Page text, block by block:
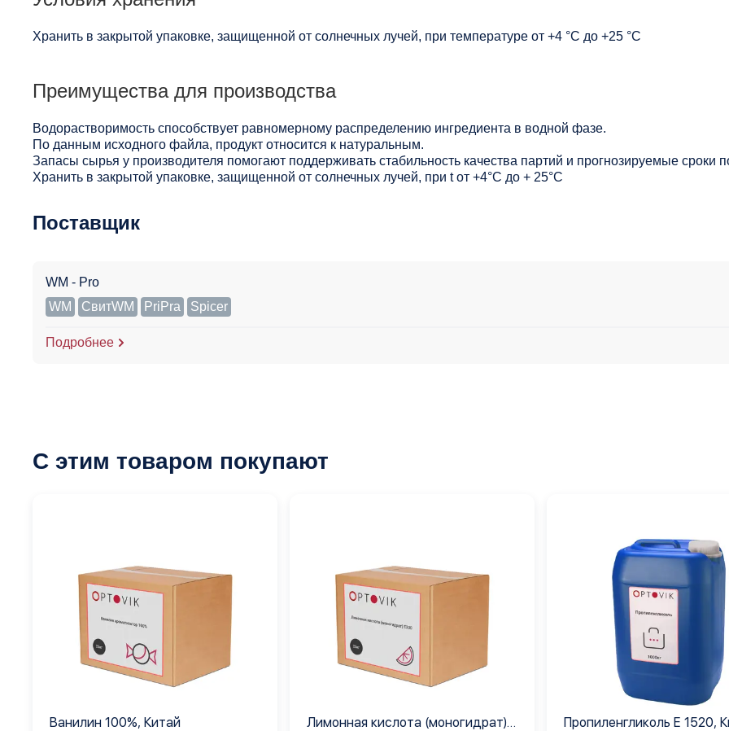
Хранить в закрытой упаковке, защищенной от солнечных лучей, при температуре от +4 °C до +25 °C
Преимущества для производства
Водорастворимость способствует равномерному распределению ингредиента в водной фазе.
По данным исходного файла, продукт относится к натуральным.
Запасы сырья у производителя помогают поддерживать стабильность качества партий и прогнозируемые сроки
Хранить в закрытой упаковке, защищенной от солнечных лучей, при t от +4°C до + 25°С
Поставщик
WM - Pro
WM
СвитWM PriPra Spicer
Подробнее
С этим товаром покупают
Ванилин 100%, Китай
Лимонная кислота (моногидрат)
Пропиленгликоль Е 1520,